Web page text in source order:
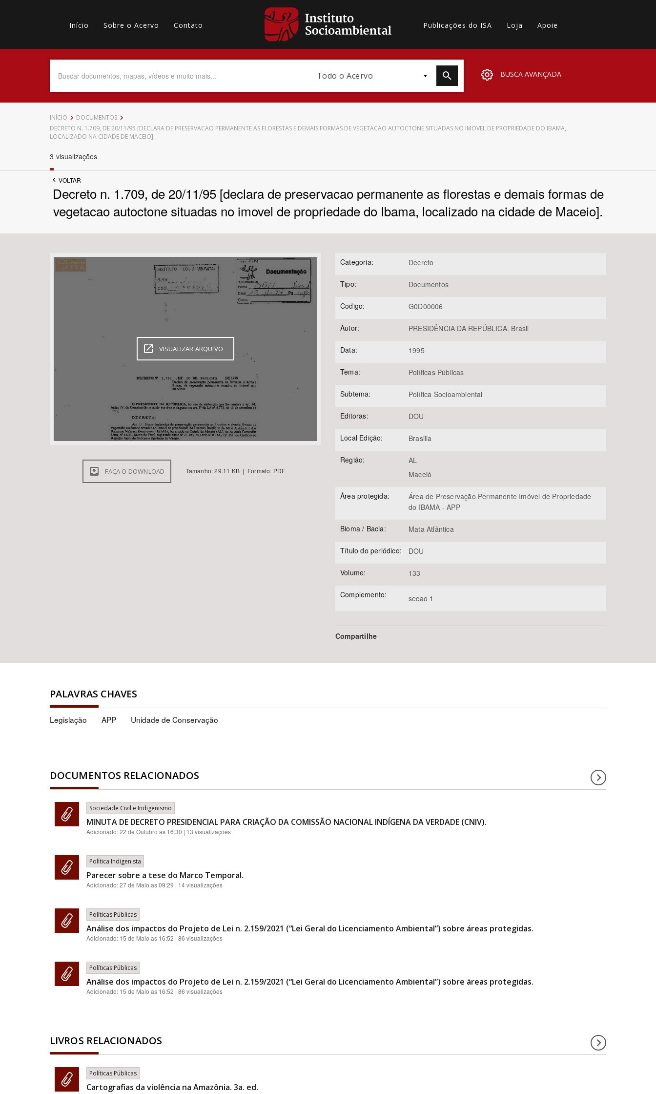
Main
navigation
Início Sobre o Acervo Contato
secundário
Publicações do ISA Loja Apoie
Todo o Acervo BUSCA AVANÇADA
Data do Documento
Tema Subtema
Área de Levantamento Área Protegida
INÍCIO
DOCUMENTOS
DECRETO N. 1.709, DE 20/11/95 [DECLARA DE PRESERVACAO PERMANENTE AS FLORESTAS E DEMAIS FORMAS DE VEGETACAO AUTOCTONE SITUADAS NO IMOVEL DE PROPRIEDADE DO IBAMA,
LOCALIZADO NA CIDADE DE MACEIO].
3 visualizações
VOLTAR
Decreto n. 1.709, de 20/11/95 [declara de preservacao permanente as florestas e demais formas de
vegetacao autoctone situadas no imovel de propriedade do Ibama, localizado na cidade de Maceio].
VISUALIZAR ARQUIVO
FAÇA O DOWNLOAD Tamanho: 29.11 KB | Formato: PDF
Categoria: Decreto
Tipo: Documentos
Codigo: G0D00006
Autor: PRESIDÊNCIA DA REPÚBLICA. Brasil
Data: 1995
Tema: Políticas Públicas
Subtema: Política Socioambiental
Editoras: DOU
Local Edição: Brasilia
Região:
AL
Maceió
Área protegida:
Área de Preservação Permanente Imóvel de Propriedade
do IBAMA - APP
Bioma / Bacia: Mata Atlântica
Título do periódico: DOU
Volume: 133
Complemento: secao 1
Compartilhe
PALAVRAS CHAVES
Legislação APP Unidade de Conservação
DOCUMENTOS RELACIONADOS
Sociedade Civil e Indigenismo
MINUTA DE DECRETO PRESIDENCIAL PARA CRIAÇÃO DA COMISSÃO NACIONAL INDÍGENA DA VERDADE (CNIV).
Adicionado:22 de Outubro as 16:30 | 13 visualizações
Política Indigenista
Parecer sobre a tese do Marco Temporal.
Adicionado:27 de Maio as 09:29 | 14 visualizações
Políticas Públicas
Análise dos impactos do Projeto de Lei n. 2.159/2021 (“Lei Geral do Licenciamento Ambiental”) sobre áreas protegidas.
Adicionado: 15 de Maio as 16:52 | 86 visualizações
Políticas Públicas
Análise dos impactos do Projeto de Lei n. 2.159/2021 (“Lei Geral do Licenciamento Ambiental”) sobre áreas protegidas.
Adicionado: 15 de Maio as 16:52 | 86 visualizações
LIVROS RELACIONADOS
Políticas Públicas
Cartografias da violência na Amazônia. 3a. ed.